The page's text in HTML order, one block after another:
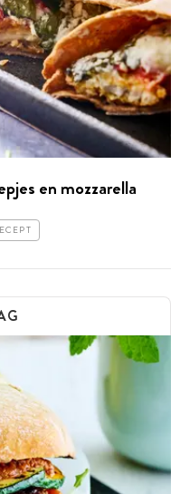
en mozzarella